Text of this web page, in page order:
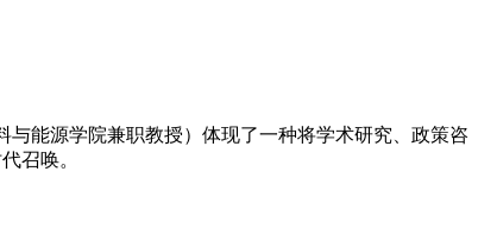
能源学院兼职教授）体现了一种将学术研究、政策咨
召唤。